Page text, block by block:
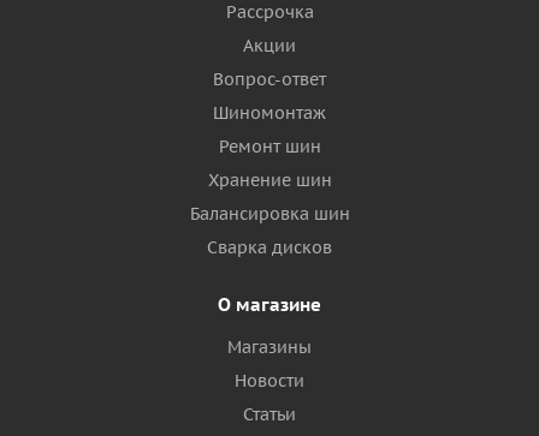
Рассрочка
Акции
Вопрос-ответ
Шиномонтаж
Ремонт шин
Хранение шин
Балансировка шин
Сварка дисков
О магазине
Магазины
Новости
Статьи